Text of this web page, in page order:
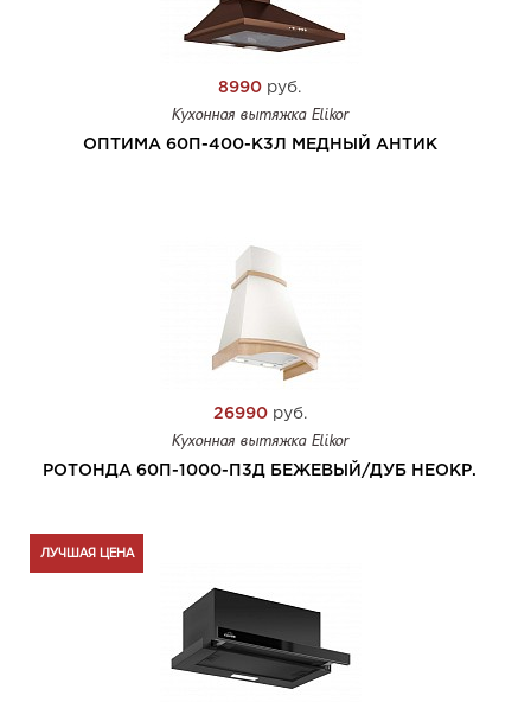
8990 руб.
Кухонная вытяжка Elikor
ОПТИМА 60П-400-К3Л МЕДНЫЙ АНТИК
26990руб.
Кухонная вытяжка Elikor
РОТОНДА 60П-1000-П3Д БЕЖЕВЫЙ/ДУБ НЕОКР.
ЛУЧШАЯ ЦЕНА